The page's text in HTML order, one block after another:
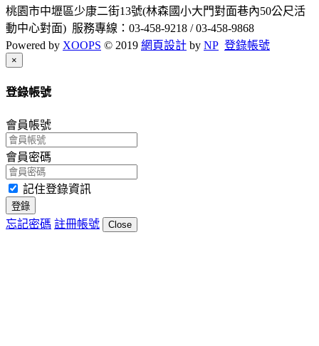
桃園市中壢區少康二街13號(林森國小大門對面巷內50公尺活
動中心對面) 服務專線：03-458-9218 / 03-458-9868
Powered by XOOPS © 2019 網頁設計 by NP 登錄帳號
×
登錄帳號
會員帳號
會員密碼
記住登錄資訊
登錄
忘記密碼 註冊帳號 Close